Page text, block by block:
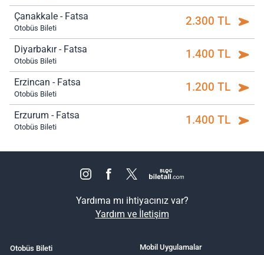
Çanakkale - Fatsa
Otobüs Bileti 2.300 TL
Diyarbakır - Fatsa
Otobüs Bileti 1.400 TL
Erzincan - Fatsa
Otobüs Bileti 1.200 TL
Erzurum - Fatsa
Otobüs Bileti 1.400 TL
Yardıma mı ihtiyacınız var?
Yardım ve İletişim
Otobüs Bileti
Mobil Uygulamalar